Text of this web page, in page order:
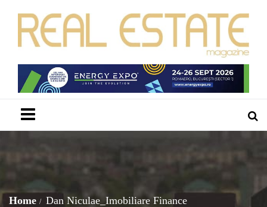
Home Dan Niculae_Imobiliare Finance